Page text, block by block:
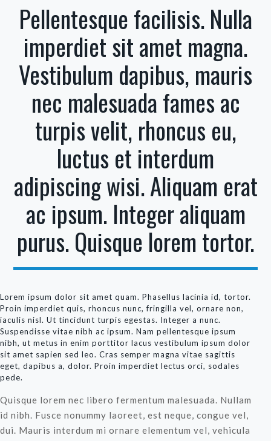
Pellentesque facilisis. Nulla
imperdiet sit amet magna.
Vestibulum dapibus, mauris
nec malesuada fames ac
turpis velit, rhoncus eu,
luctus et interdum
adipiscing wisi. Aliquam erat
ac ipsum. Integer aliquam
purus. Quisque lorem tortor.
Lorem ipsum dolor sit amet quam. Phasellus lacinia id, tortor.
Proin imperdiet quis, rhoncus nunc, fringilla vel, ornare non,
iaculis nisl. Ut tincidunt turpis egestas. Integer a nunc.
Suspendisse vitae nibh ac ipsum. Nam pellentesque ipsum
nibh, ut metus in enim porttitor lacus vestibulum ipsum dolor
sit amet sapien sed leo. Cras semper magna vitae sagittis
eget, dapibus a, dolor. Proin imperdiet lectus orci, sodales
pede.
Quisque lorem nec libero fermentum malesuada. Nullam
id nibh. Fusce nonummy laoreet, est neque, congue vel,
dui. Mauris interdum mi ornare elementum vel, vehicula